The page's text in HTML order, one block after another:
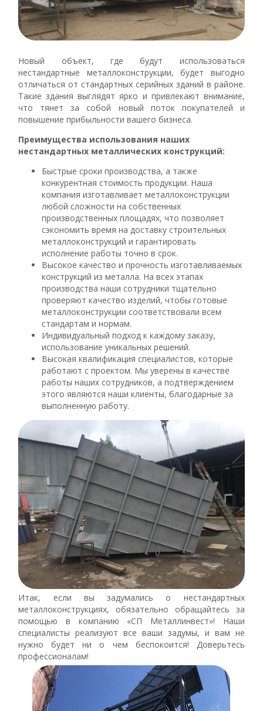
Новый объект, где будут использоваться
нестандартные металлоконструкции, будет выгодно
отличаться от стандартных серийных зданий в районе.
Такие здания выглядят ярко и привлекают внимание,
что тянет за собой новый поток покупателей и
повышение прибыльности вашего бизнеса.
Преимущества использования наших
нестандартных металлических конструкций:
Быстрые сроки производства, а также
конкурентная стоимость продукции. Наша
компания изготавливает металлоконструкции
любой сложности на собственных
производственных площадях, что позволяет
сэкономить время на доставку строительных
металлоконструкций и гарантировать
исполнение работы точно в срок.
Высокое качество и прочность изготавливаемых
конструкций из металла. На всех этапах
производства наши сотрудники тщательно
проверяют качество изделий, чтобы готовые
металлоконструкции соответствовали всем
стандартам и нормам.
Индивидуальный подход к каждому заказу,
использование уникальных решений.
Высокая квалификация специалистов, которые
работают с проектом. Мы уверены в качестве
работы наших сотрудников, а подтверждением
этого являются наши клиенты, благодарные за
выполненную работу.
Итак, если вы задумались о нестандартных
металлоконструкциях, обязательно обращайтесь за
помощью в компанию «СП Металлинвест»! Наши
специалисты реализуют все ваши задумы, и вам не
нужно будет ни о чем беспокоится! Доверьтесь
профессионалам!